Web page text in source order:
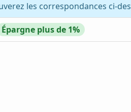
les correspondances ci-
Épargne plus de 1%